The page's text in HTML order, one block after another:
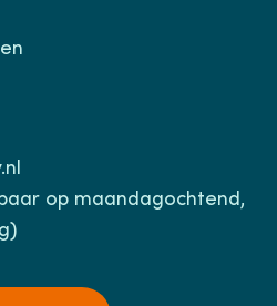
op maandagochtend,